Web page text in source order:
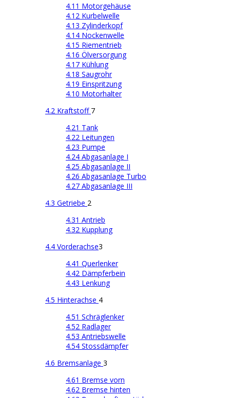
4.11 Motorgehäuse
4.12 Kurbelwelle
4.13 Zylinderkopf
4.14 Nockenwelle
4.15 Riementrieb
4.16 Ölversorgung
4.17 Kühlung
4.18 Saugrohr
4.19 Einspritzung
4.10 Motorhalter
4.2 Kraftstoff 7
4.21 Tank
4.22 Leitungen
4.23 Pumpe
4.24 Abgasanlage I
4.25 Abgasanlage II
4.26 Abgasanlage Turbo
4.27 Abgasanlage III
4.3 Getriebe 2
4.31 Antrieb
4.32 Kupplung
4.4 Vorderachse3
4.41 Querlenker
4.42 Dämpferbein
4.43 Lenkung
4.5 Hinterachse 4
4.51 Schräglenker
4.52 Radlager
4.53 Antriebswelle
4.54 Stossdämpfer
4.6 Bremsanlage 3
4.61 Bremse vorn
4.62 Bremse hinten